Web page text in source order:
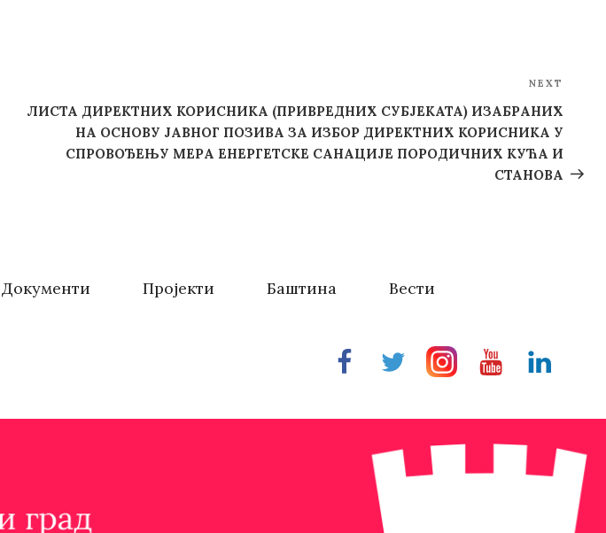
NEXT
ЛИСТА ДИРЕКТНИХ КОРИСНИКА (ПРИВРЕДНИХ СУБЈЕКАТА) ИЗАБРАНИХ
НА ОСНОВУ ЈАВНОГ ПОЗИВА ЗА ИЗБОР ДИРЕКТНИХ КОРИСНИКА У
СПРОВОЂЕЊУ МЕРА ЕНЕРГЕТСКЕ САНАЦИЈЕ ПОРОДИЧНИХ КУЋА И
СТАНОВА
Документи Пројекти Баштина Вести
FacebookTwitterInstragramYoutubeLinkedin